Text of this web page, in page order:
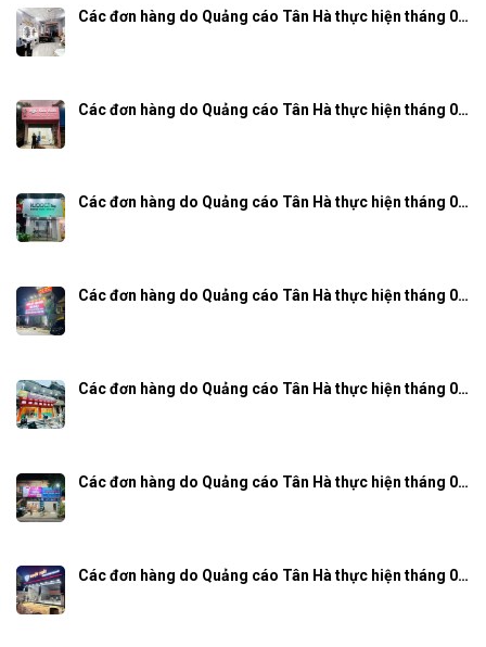
Các đơn hàng do Quảng cáo Tân Hà thực hiện tháng 0…
Các đơn hàng do Quảng cáo Tân Hà thực hiện tháng 0…
Các đơn hàng do Quảng cáo Tân Hà thực hiện tháng 0…
Các đơn hàng do Quảng cáo Tân Hà thực hiện tháng 0…
Các đơn hàng do Quảng cáo Tân Hà thực hiện tháng 0…
Các đơn hàng do Quảng cáo Tân Hà thực hiện tháng 0…
Các đơn hàng do Quảng cáo Tân Hà thực hiện tháng 0…